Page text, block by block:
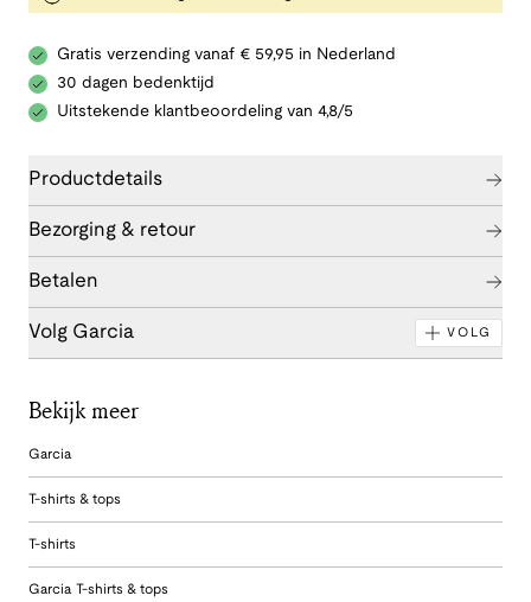
Gratis verzending vanaf € 59,95 in Nederland
30 dagen bedenktijd
Uitstekende klantbeoordeling van 4,8/5
Productdetails
Bezorging & retour
Betalen
Volg Garcia VOLG
Bekijk meer
Garcia
T-shirts & tops
T-shirts
Garcia T-shirts & tops